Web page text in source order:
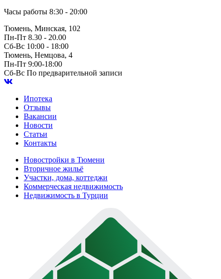
Часы работы 8:30 - 20:00
Тюмень, Минская, 102
Пн-Пт 8.30 - 20.00
Сб-Вс 10:00 - 18:00
Тюмень, Немцова, 4
Пн-Пт 9:00-18:00
Сб-Вс По предварительной записи
Ипотека
Отзывы
Вакансии
Новости
Статьи
Контакты
Новостройки в Тюмени
Вторичное жильё
Участки, дома, коттеджи
Коммерческая недвижимость
Недвижимость в Турции